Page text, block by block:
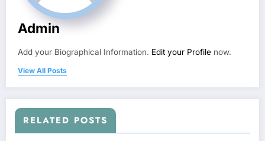
Admin
Add your Biographical Information. Edit your Profile now.
View All Posts
RELATED POSTS